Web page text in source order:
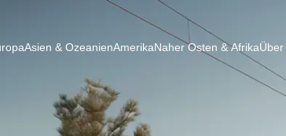
Asien & OzeanienAmerikaNaher Osten & Afrika